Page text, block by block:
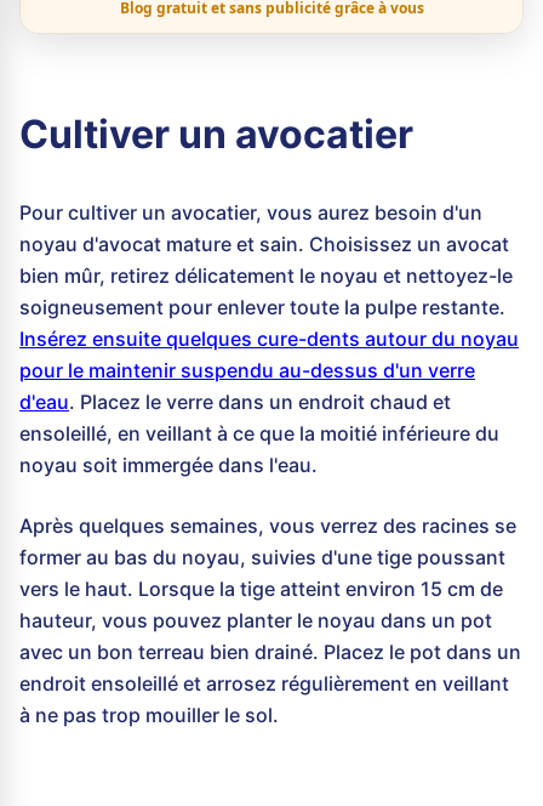
Blog gratuit et sans publicité grâce à vous
Cultiver un avocatier
Pour cultiver un avocatier, vous aurez besoin d'un
noyau d'avocat mature et sain. Choisissez un avocat
bien mûr, retirez délicatement le noyau et nettoyez-le
soigneusement pour enlever toute la pulpe restante.
Insérez ensuite quelques cure-dents autour du noyau
pour le maintenir suspendu au-dessus d'un verre
d'eau. Placez le verre dans un endroit chaud et
ensoleillé, en veillant à ce que la moitié inférieure du
noyau soit immergée dans l'eau.
Après quelques semaines, vous verrez des racines se
former au bas du noyau, suivies d'une tige poussant
vers le haut. Lorsque la tige atteint environ 15 cm de
hauteur, vous pouvez planter le noyau dans un pot
avec un bon terreau bien drainé. Placez le pot dans un
endroit ensoleillé et arrosez régulièrement en veillant
à ne pas trop mouiller le sol.